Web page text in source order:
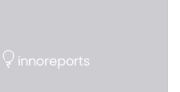
Award in Biomedicine ist in